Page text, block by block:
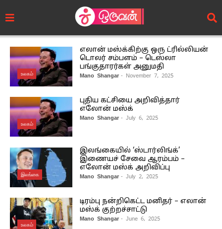
உலகம்
எலான் மஸ்க்கிற்கு ஒரு ட்ரில்லியன்
டொலர் சம்பளம் – டெஸ்லா
பங்குதாரர்கள் அனுமதி
Mano Shangar - November 7, 2025
உலகம்
புதிய கட்சியை அறிவித்தார்
எலோன் மஸ்க்
Mano Shangar - July 6, 2025
இலங்கை
இலங்கையில் ‘ஸ்டார்லிங்க்’
இணையச் சேவை ஆரம்பம் –
எலோன் மஸ்க் அறிவிப்பு
Mano Shangar - July 2, 2025
உலகம்
டிரம்பு நன்றிகெட்ட மனிதர் – எலான்
மஸ்க் குற்றச்சாட்டு
Mano Shangar - June 6, 2025